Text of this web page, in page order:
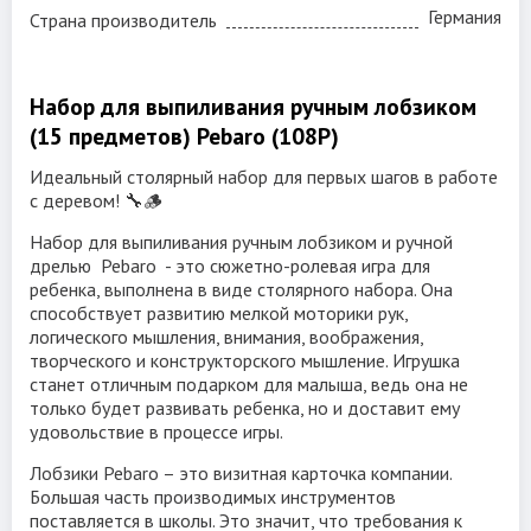
Страна производитель
Германия
Набор для выпиливания ручным лобзиком
(15 предметов) Pebaro (108Р)
Идеальный столярный набор для первых шагов в работе
с деревом! 🔧🪵
Набор для выпиливания ручным лобзиком и ручной
дрелью Pebaro - это сюжетно-ролевая игра для
ребенка, выполнена в виде столярного набора. Она
способствует развитию мелкой моторики рук,
логического мышления, внимания, воображения,
творческого и конструкторского мышление. Игрушка
станет отличным подарком для малыша, ведь она не
только будет развивать ребенка, но и доставит ему
удовольствие в процессе игры.
Лобзики Pebaro – это визитная карточка компании.
Большая часть производимых инструментов
поставляется в школы. Это значит, что требования к
— буравчик
— клещи
— струбцина
— наждачная бумага
— инструкция по эксплуатации